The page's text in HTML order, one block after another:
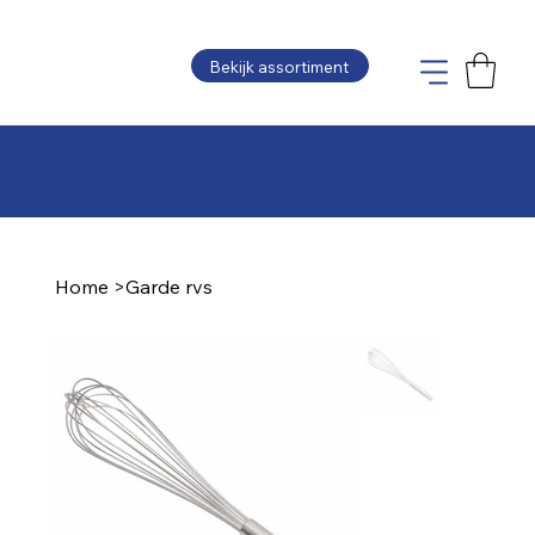
Bekijk assortiment
Home >Garde rvs